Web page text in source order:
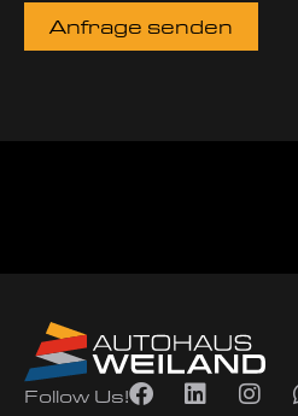
Anfrage senden
Follow Us!